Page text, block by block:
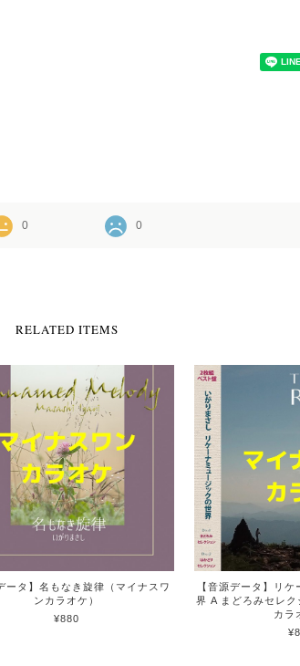
0 0
RELATED ITEMS
ータ】名もなき旋律（マイナスワ
ンカラオケ）
¥880
【音源データ】リ
界 A まどろみセレ
カラ